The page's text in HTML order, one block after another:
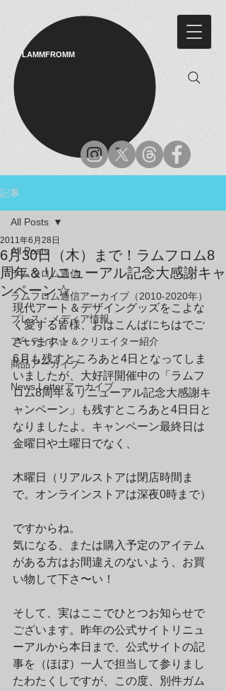
LAMMFROMM​
記事
All Posts
ラムフロム通信
ラムフロム通信アーカイブ（2010-2020年）
プレス・メディア情報
アーティスト＆クリエイター紹介
商品アーカイブ
News Letterアーカイブ
All Posts
6月30日（木）まで！ラムフロム8
周年＆リニューアル記念大感謝キャ
ンペーン☆
2011年6月28日
現代アート＆デザイングッズをこよな
く愛する皆様、おはこんばにちはでご
ざいます☆
6月も残すところあと4日となってしま
いましたが、大好評開催中の「ラムフ
ロム8周年＆リニューアル記念大感謝キ
ャンペーン」も残すところあと4日日と
なりましたよ。キャンペーン最終日は
金曜日や土曜日でなく、
木曜日（リアルストアは閉店時間ま
で。オンラインストアは深夜0時まで）
ですからね。
気になる、または購入予定のアイテム
がある方はお間違えのないよう、お買
い物して下さ〜い！
そして、実はここでひとつお知らせで
ございます。昨年の公式サイトリニュ
ーアルから本日まで、公式サイトの記
事を（ほぼ）一人で担当して参りまし
たわたくしですが、この度、別件ガム